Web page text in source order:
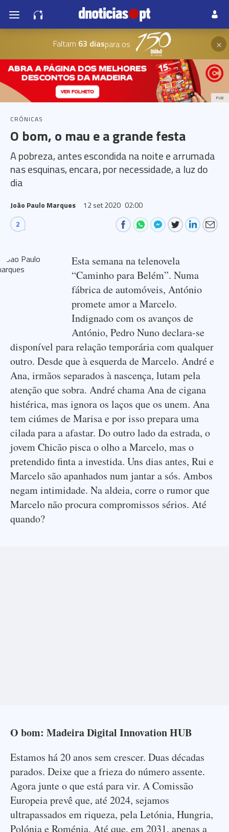
Faltam 63 diaspara os ×
PUB
CRÓNICAS
O bom, o mau e a grande festa
A pobreza, antes escondida na noite e arrumada
nas esquinas, encara, por necessidade, a luz do
dia
João Paulo Marques 12 set 2020 02:00
2
Esta semana na telenovela
“Caminho para Belém”. Numa
fábrica de automóveis, António
promete amor a Marcelo.
Indignado com os avanços de
António, Pedro Nuno declara-se
disponível para relação temporária com qualquer
outro. Desde que à esquerda de Marcelo. André e
Ana, irmãos separados à nascença, lutam pela
atenção que sobra. André chama Ana de cigana
histérica, mas ignora os laços que os unem. Ana
tem ciúmes de Marisa e por isso prepara uma
cilada para a afastar. Do outro lado da estrada, o
jovem Chicão pisca o olho a Marcelo, mas o
pretendido finta a investida. Uns dias antes, Rui e
Marcelo são apanhados num jantar a sós. Ambos
negam intimidade. Na aldeia, corre o rumor que
Marcelo não procura compromissos sérios. Até
quando?
O bom: Madeira Digital Innovation HUB
Estamos há 20 anos sem crescer. Duas décadas
parados. Deixe que a frieza do número assente.
Agora junte o que está para vir. A Comissão
Europeia prevê que, até 2024, sejamos
ultrapassados em riqueza, pela Letónia, Hungria,
Polónia e Roménia. Até que, em 2031, apenas a